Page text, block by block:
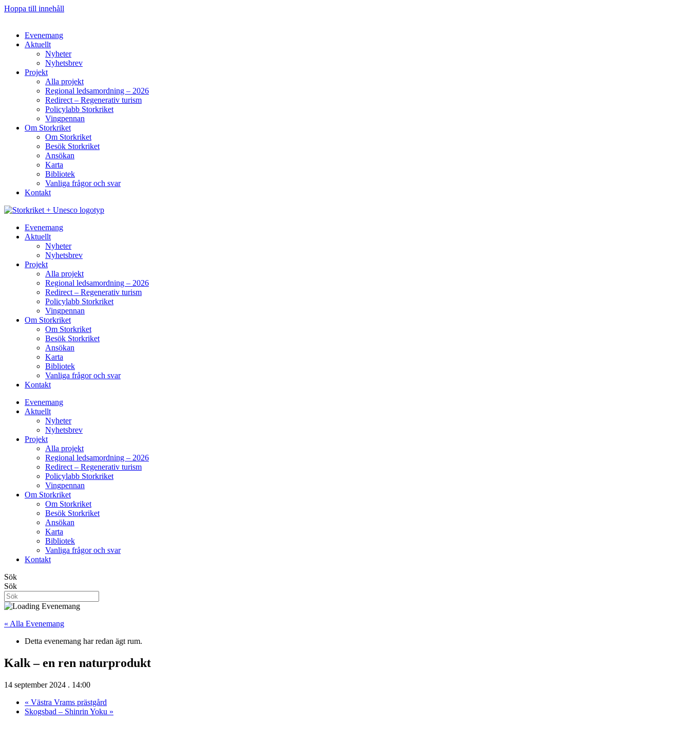
Hoppa till innehåll
Evenemang
Aktuellt
Nyheter
Nyhetsbrev
Projekt
Alla projekt
Regional ledsamordning – 2026
Redirect – Regenerativ turism
Policylabb Storkriket
Vingpennan
Om Storkriket
Om Storkriket
Besök Storkriket
Ansökan
Karta
Bibliotek
Vanliga frågor och svar
Kontakt
Evenemang
Aktuellt
Nyheter
Nyhetsbrev
Projekt
Alla projekt
Regional ledsamordning – 2026
Redirect – Regenerativ turism
Policylabb Storkriket
Vingpennan
Om Storkriket
Om Storkriket
Besök Storkriket
Ansökan
Karta
Bibliotek
Vanliga frågor och svar
Kontakt
Evenemang
Aktuellt
Nyheter
Nyhetsbrev
Projekt
Alla projekt
Regional ledsamordning – 2026
Redirect – Regenerativ turism
Policylabb Storkriket
Vingpennan
Om Storkriket
Om Storkriket
Besök Storkriket
Ansökan
Karta
Bibliotek
Vanliga frågor och svar
Kontakt
Sök
Sök
« Alla Evenemang
Detta evenemang har redan ägt rum.
Kalk – en ren naturprodukt
14 september 2024 . 14:00
« Västra Vrams prästgård
Skogsbad – Shinrin Yoku »